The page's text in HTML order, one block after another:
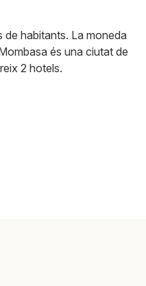
de habitants. La moneda
és una ciutat de
2 hotels.